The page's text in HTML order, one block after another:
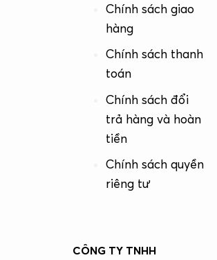
Chính sách giao
hàng
Chính sách thanh
toán
Chính sách đổi
trả hàng và hoàn
tiền
Chính sách quyền
riêng tư
CÔNG TY TNHH